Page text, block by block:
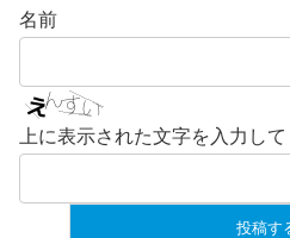
名前
上に表示された文字を入力して